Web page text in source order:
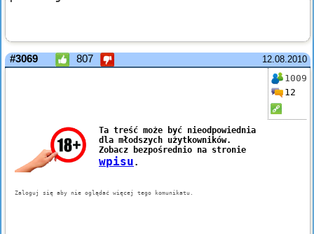
12.08.2010
#3069 807
1009
12